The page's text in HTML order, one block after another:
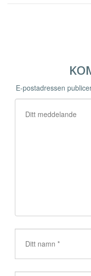
E-postadressen